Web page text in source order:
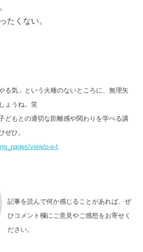
たくない。
る気」という火種のないところに、無理矢
ょうね。笑
どもとの適切な距離感や関わりを学べる講
ぜひ。
view/p-e-t
記事を読んで何か感じることがあれば、ぜ
ひコメント欄にご意見やご感想をお寄せく
ださい。